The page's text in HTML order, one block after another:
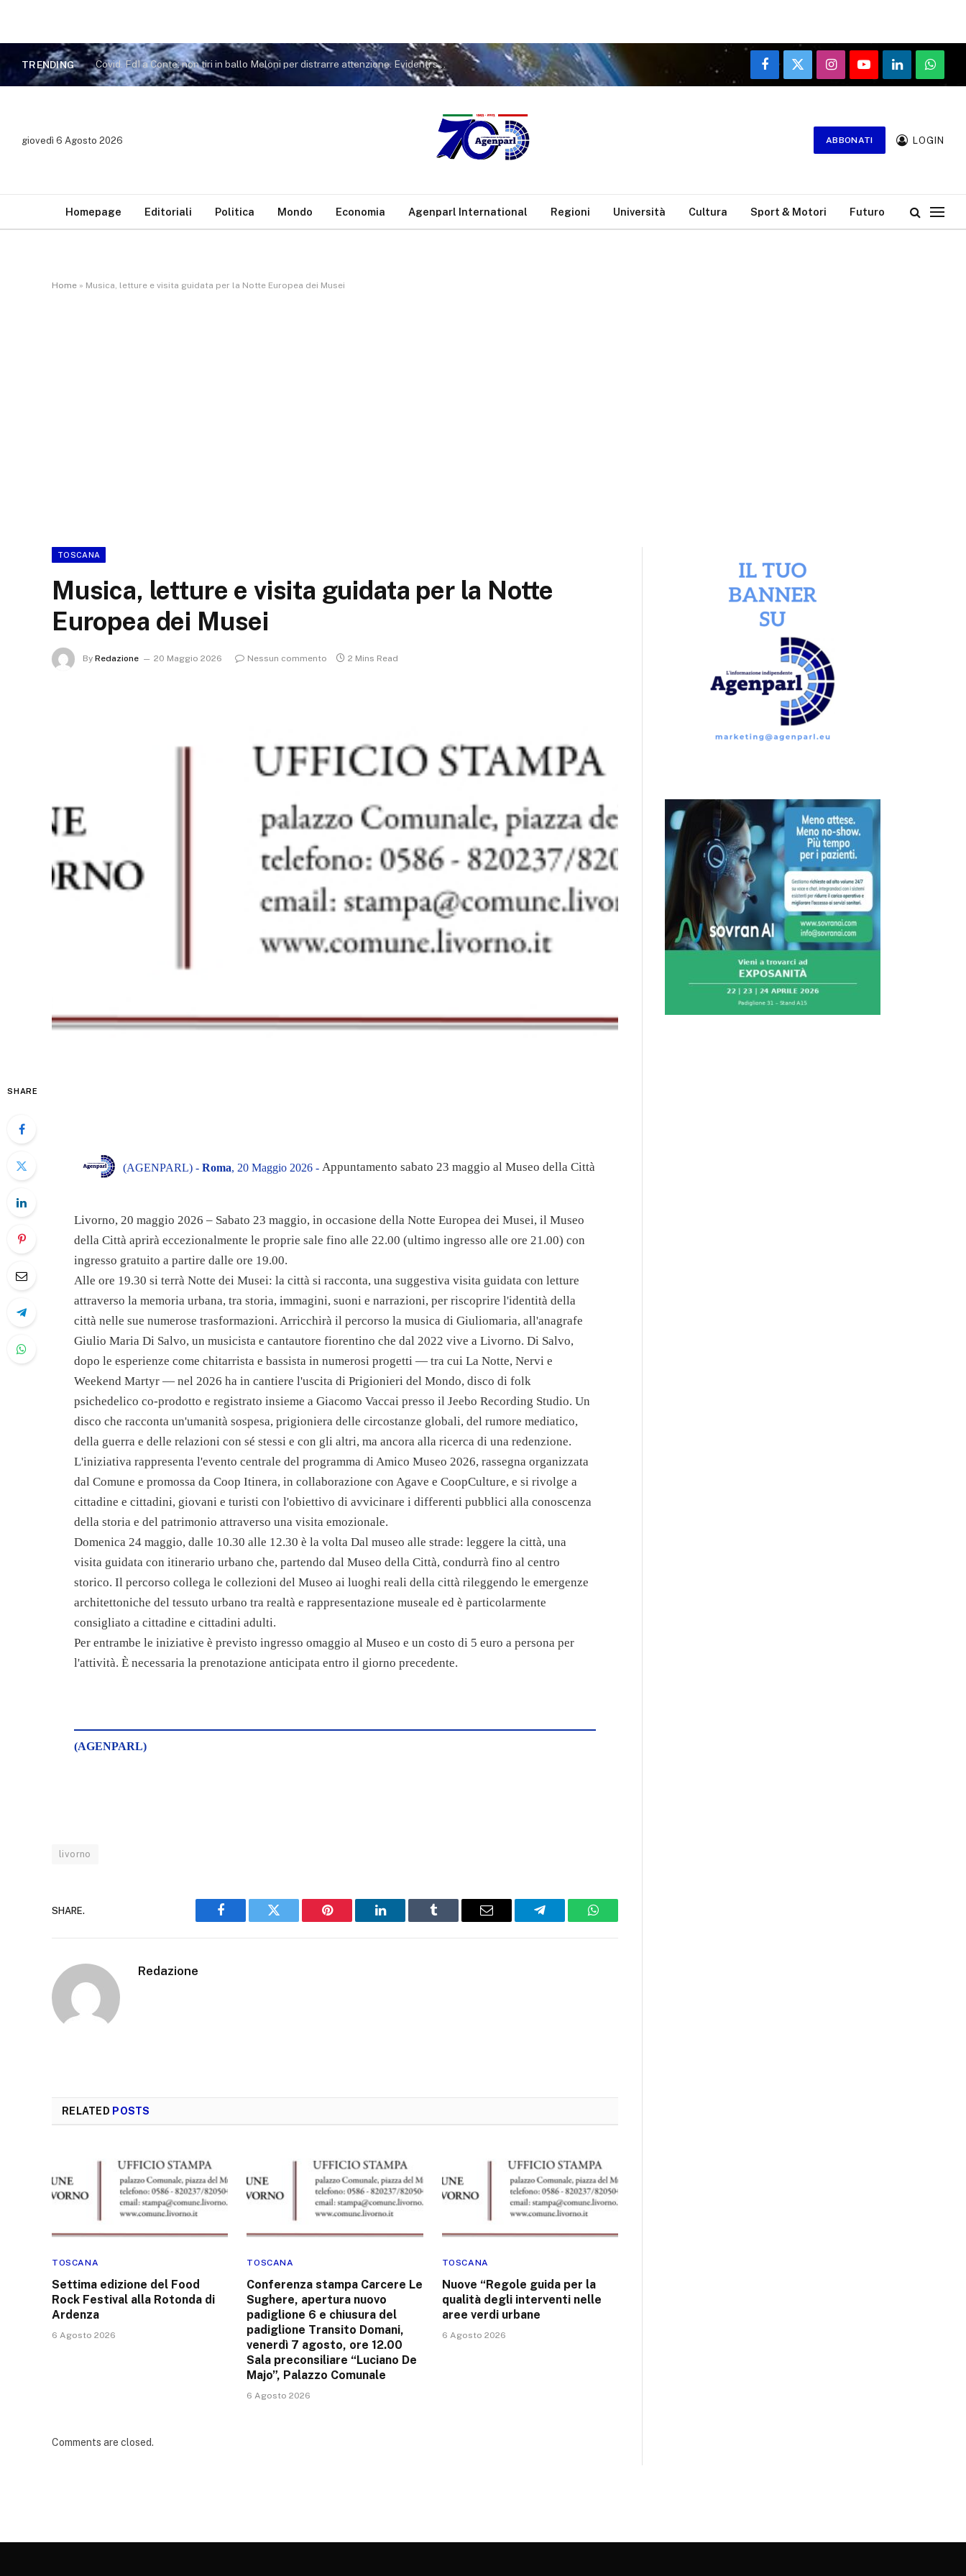
TRENDING Covid. FdI a Conte: non tiri in ballo Meloni per distrarre attenzione. Evidenti sue responsabilità nella gestione pandemia
Facebook
X
(Twitter)
InstagramYouTubeLinkedIn
giovedì 6 Agosto 2026 ABBONATI LOGIN
Homepage Editoriali Politica Mondo Economia Agenparl International Regioni Università Cultura Sport & Motori Futuro
Home » Musica, letture e visita guidata per la Notte Europea dei Musei
TOSCANA
Musica, letture e visita guidata per la Notte
Europea dei Musei
By Redazione 20 Maggio 2026 Nessun commento 2 Mins Read
SHARE
(AGENPARL) - Roma, 20 Maggio 2026 - Appuntamento sabato 23 maggio al Museo della Città
Livorno, 20 maggio 2026 – Sabato 23 maggio, in occasione della Notte Europea dei Musei, il Museo
della Città aprirà eccezionalmente le proprie sale fino alle 22.00 (ultimo ingresso alle ore 21.00) con
ingresso gratuito a partire dalle ore 19.00.
Alle ore 19.30 si terrà Notte dei Musei: la città si racconta, una suggestiva visita guidata con letture
attraverso la memoria urbana, tra storia, immagini, suoni e narrazioni, per riscoprire l'identità della
città nelle sue numerose trasformazioni. Arricchirà il percorso la musica di Giuliomaria, all'anagrafe
Giulio Maria Di Salvo, un musicista e cantautore fiorentino che dal 2022 vive a Livorno. Di Salvo,
dopo le esperienze come chitarrista e bassista in numerosi progetti — tra cui La Notte, Nervi e
Weekend Martyr — nel 2026 ha in cantiere l'uscita di Prigionieri del Mondo, disco di folk
psichedelico co-prodotto e registrato insieme a Giacomo Vaccai presso il Jeebo Recording Studio. Un
disco che racconta un'umanità sospesa, prigioniera delle circostanze globali, del rumore mediatico,
della guerra e delle relazioni con sé stessi e con gli altri, ma ancora alla ricerca di una redenzione.
L'iniziativa rappresenta l'evento centrale del programma di Amico Museo 2026, rassegna organizzata
dal Comune e promossa da Coop Itinera, in collaborazione con Agave e CoopCulture, e si rivolge a
cittadine e cittadini, giovani e turisti con l'obiettivo di avvicinare i differenti pubblici alla conoscenza
della storia e del patrimonio attraverso una visita emozionale.
Domenica 24 maggio, dalle 10.30 alle 12.30 è la volta Dal museo alle strade: leggere la città, una
visita guidata con itinerario urbano che, partendo dal Museo della Città, condurrà fino al centro
storico. Il percorso collega le collezioni del Museo ai luoghi reali della città rileggendo le emergenze
architettoniche del tessuto urbano tra realtà e rappresentazione museale ed è particolarmente
consigliato a cittadine e cittadini adulti.
Per entrambe le iniziative è previsto ingresso omaggio al Museo e un costo di 5 euro a persona per
l'attività. È necessaria la prenotazione anticipata entro il giorno precedente.
(AGENPARL)
livorno
SHARE.
Facebook Twitter Pinterest LinkedIn Tumblr Email Telegram WhatsApp
Redazione
RELATED POSTS
TOSCANA
Settima edizione del Food
Rock Festival alla Rotonda di
Ardenza
6 Agosto 2026
TOSCANA
Conferenza stampa Carcere Le
Sughere, apertura nuovo
padiglione 6 e chiusura del
padiglione Transito Domani,
venerdì 7 agosto, ore 12.00
Sala preconsiliare “Luciano De
Majo”, Palazzo Comunale
6 Agosto 2026
TOSCANA
Nuove “Regole guida per la
qualità degli interventi nelle
aree verdi urbane
6 Agosto 2026
Comments are closed.